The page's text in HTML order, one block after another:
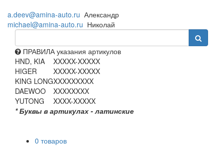
a.deev@amina-auto.ru Александр
michael@amina-auto.ru Николай
ПРАВИЛА указания артикулов
HND, KIA
XXXXX-XXXXX
HIGER
XXXXX-XXXXX
KING LONGXXXXXXXXX
DAEWOO
XXXXXXXX
YUTONG
XXXX-XXXXX
* Буквы в артикулах - латинские
0 товаров